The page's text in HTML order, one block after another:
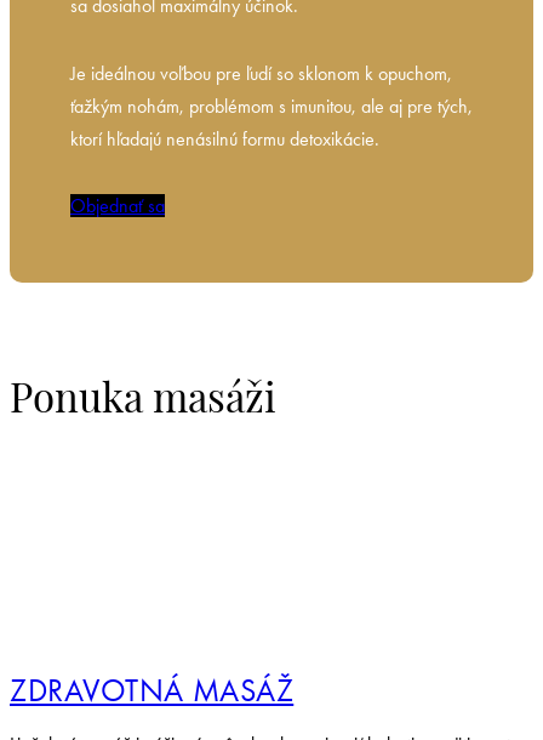
sa dosiahol maximálny účinok.
Je ideálnou voľbou pre ľudí so sklonom k opuchom,
ťažkým nohám, problémom s imunitou, ale aj pre tých,
ktorí hľadajú nenásilnú formu detoxikácie.
Objednať sa
Ponuka masáži
ZDRAVOTNÁ MASÁŽ